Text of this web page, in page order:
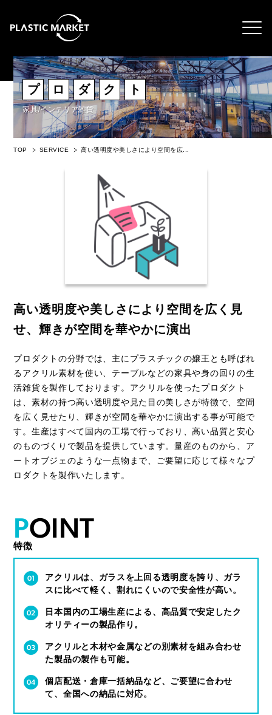
プ ロ ダ ク ト
家具/インテリア雑貨
TOP SERVICE 高い透明度や美しさにより空間を広...
高い透明度や美しさにより空間を広く見
せ、輝きが空間を華やかに演出
プロダクトの分野では、主にプラスチックの嬢王とも呼ばれ
るアクリル素材を使い、テーブルなどの家具や身の回りの生
活雑貨を製作しております。アクリルを使ったプロダクト
は、素材の持つ高い透明度や見た目の美しさが特徴で、空間
を広く見せたり、輝きが空間を華やかに演出する事が可能で
す。生産はすべて国内の工場で行っており、高い品質と安心
のものづくりで製品を提供しています。量産のものから、ア
ートオブジェのような一点物まで、ご要望に応じて様々なプ
ロダクトを製作いたします。
POINT
特徴
アクリルは、ガラスを上回る透明度を誇り、ガラ
スに比べて軽く、割れにくいので安全性が高い。
日本国内の工場生産による、高品質で安定したク
オリティーの製品作り。
アクリルと木材や金属などの別素材を組み合わせ
た製品の製作も可能。
個店配送・倉庫一括納品など、ご要望に合わせ
て、全国への納品に対応。